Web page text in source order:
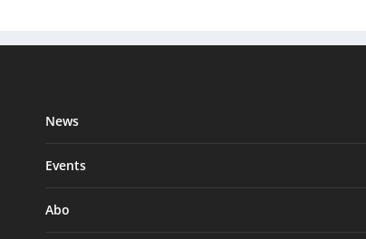
News
Events
Abo